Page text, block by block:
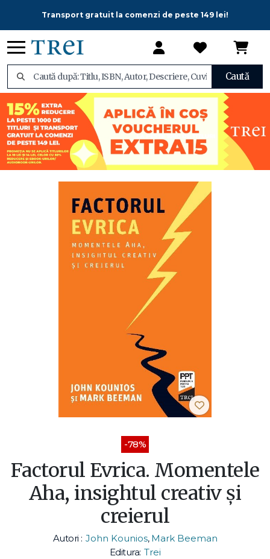
Transport gratuit la comenzi de peste 149 lei!
Caută
-78%
Factorul Evrica. Momentele
Aha, insightul creativ și
creierul
Autori : John Kounios, Mark Beeman
Editura: Trei